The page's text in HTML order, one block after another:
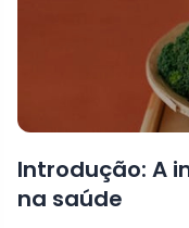
Introdução: A
na saúde